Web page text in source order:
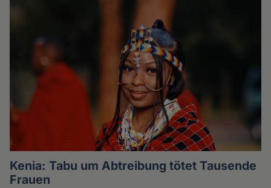
Kenia: Tabu um Abtreibung tötet Tausende
Frauen